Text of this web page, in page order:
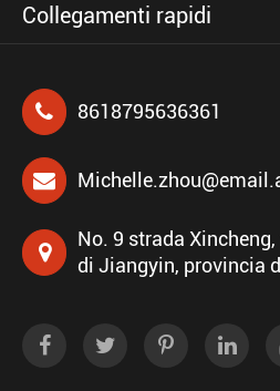
Collegamenti rapidi
8618795636361
No. 9 strada
di Jiangyin, provincia